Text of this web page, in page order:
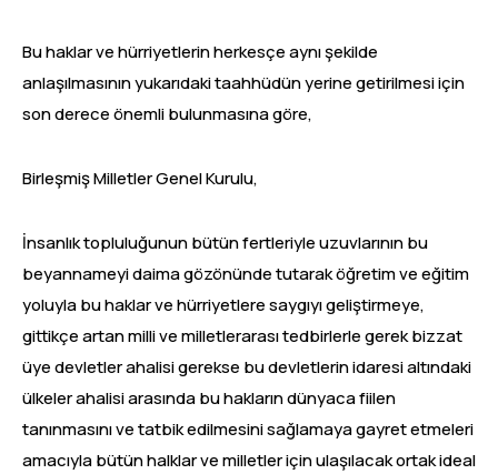
Bu haklar ve hürriyetlerin herkesçe aynı şekilde
anlaşılmasının yukarıdaki taahhüdün yerine getirilmesi için
son derece önemli bulunmasına göre,
Birleşmiş Milletler Genel Kurulu,
İnsanlık topluluğunun bütün fertleriyle uzuvlarının bu
beyannameyi daima gözönünde tutarak öğretim ve eğitim
yoluyla bu haklar ve hürriyetlere saygıyı geliştirmeye,
gittikçe artan milli ve milletlerarası tedbirlerle gerek bizzat
üye devletler ahalisi gerekse bu devletlerin idaresi altındaki
ülkeler ahalisi arasında bu hakların dünyaca fiilen
tanınmasını ve tatbik edilmesini sağlamaya gayret etmeleri
amacıyla bütün halklar ve milletler için ulaşılacak ortak ideal